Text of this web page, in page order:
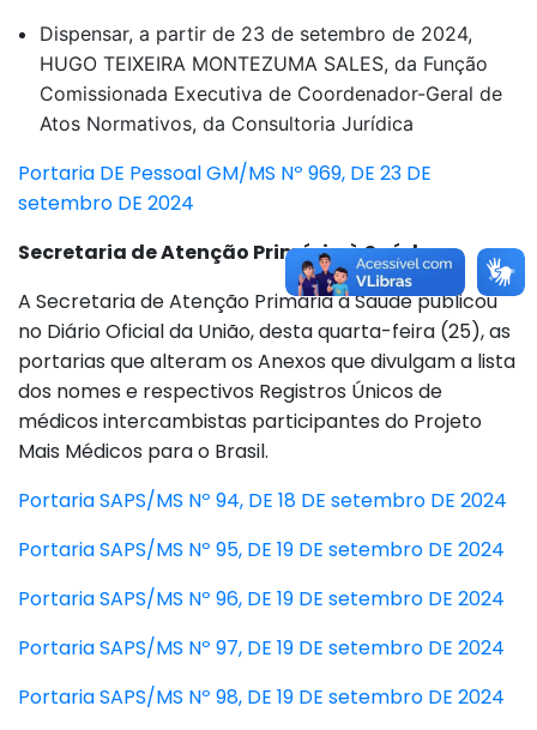
Dispensar, a partir de 23 de setembro de 2024,
HUGO TEIXEIRA MONTEZUMA SALES, da Função
Comissionada Executiva de Coordenador-Geral de
Atos Normativos, da Consultoria Jurídica
Portaria DE Pessoal GM/MS Nº 969, DE 23 DE
setembro DE 2024
Secretaria de Atenção Primária à Saúde
A Secretaria de Atenção Primária à Saúde publicou
no Diário Oficial da União, desta quarta-feira (25), as
portarias que alteram os Anexos que divulgam a lista
dos nomes e respectivos Registros Únicos de
médicos intercambistas participantes do Projeto
Mais Médicos para o Brasil.
Portaria SAPS/MS Nº 94, DE 18 DE setembro DE 2024
Portaria SAPS/MS Nº 95, DE 19 DE setembro DE 2024
Portaria SAPS/MS Nº 96, DE 19 DE setembro DE 2024
Portaria SAPS/MS Nº 97, DE 19 DE setembro DE 2024
Portaria SAPS/MS Nº 98, DE 19 DE setembro DE 2024